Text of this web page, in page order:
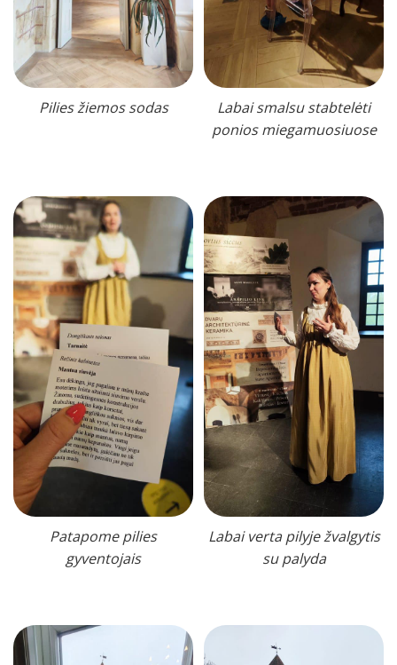
Pilies žiemos sodas
Labai smalsu stabtelėti
ponios miegamuosiuose
Patapome pilies
gyventojais
Labai verta pilyje žvalgytis
su palyda